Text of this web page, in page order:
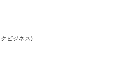
ビジネス)